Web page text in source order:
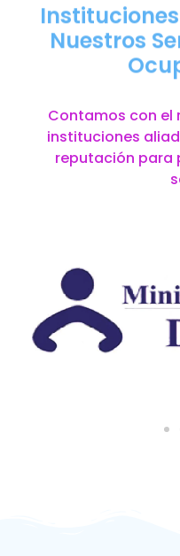
Nuestros
Contamos con el
instituciones
reputación para